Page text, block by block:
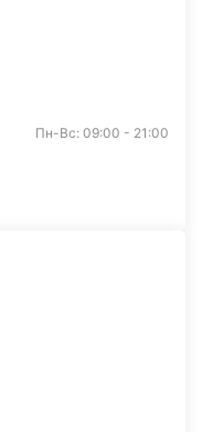
Пн-Вс: 09:00 - 21:00